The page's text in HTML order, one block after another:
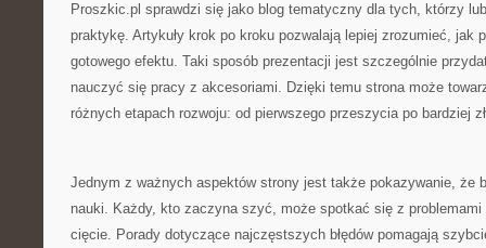
Proszkic.pl sprawdzi się jako blog tematyczny dla tych, którzy
praktykę. Artykuły krok po kroku pozwalają lepiej zrozumieć, jak
gotowego efektu. Taki sposób prezentacji jest szczególnie
nauczyć się pracy z akcesoriami. Dzięki temu strona może
różnych etapach rozwoju: od pierwszego przeszycia po bardziej
Jednym z ważnych aspektów strony jest także pokazywanie, że
nauki. Każdy, kto zaczyna szyć, może spotkać się z
cięcie. Porady dotyczące najczęstszych błędów pomagają